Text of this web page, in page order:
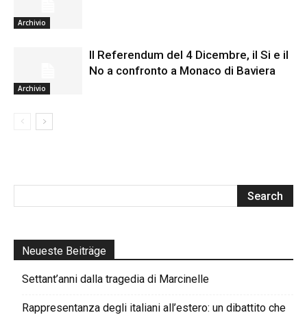
Archivio
Archivio
Il Referendum del 4 Dicembre, il Si e il
No a confronto a Monaco di Baviera
Neueste Beiträge
Settant’anni dalla tragedia di Marcinelle
Rappresentanza degli italiani all’estero: un dibattito che